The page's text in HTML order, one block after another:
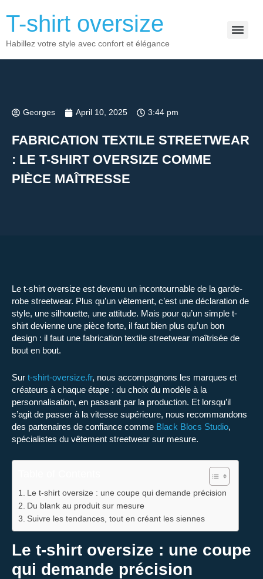
T-shirt oversize
Habillez votre style avec confort et élégance
Georges April 10, 2025 3:44 pm
FABRICATION TEXTILE STREETWEAR
: LE T-SHIRT OVERSIZE COMME
PIÈCE MAÎTRESSE
Le t-shirt oversize est devenu un incontournable de la garde-
robe streetwear. Plus qu’un vêtement, c’est une déclaration de
style, une silhouette, une attitude. Mais pour qu’un simple t-
shirt devienne une pièce forte, il faut bien plus qu’un bon
design : il faut une fabrication textile streetwear maîtrisée de
bout en bout.
Sur t-shirt-oversize.fr, nous accompagnons les marques et
créateurs à chaque étape : du choix du modèle à la
personnalisation, en passant par la production. Et lorsqu’il
s’agit de passer à la vitesse supérieure, nous recommandons
des partenaires de confiance comme Black Blocs Studio,
spécialistes du vêtement streetwear sur mesure.
Le t-shirt oversize : une coupe qui demande précision
Du blank au produit sur mesure
Suivre les tendances, tout en créant les siennes
Le t-shirt oversize : une coupe
qui demande précision